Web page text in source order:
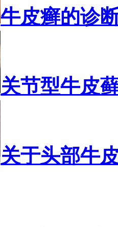
牛皮癣的诊
关节型牛皮
关于头部牛